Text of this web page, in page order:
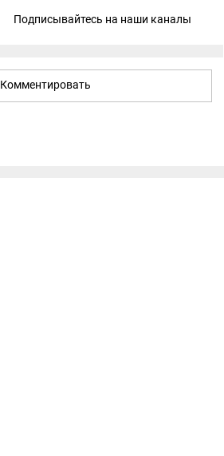
Подписывайтесь на наши каналы
Комментировать